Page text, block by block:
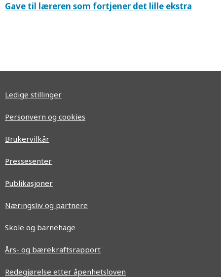
Gave til læreren som fortjener det lille ekstra
Ledige stillinger
Personvern og cookies
Brukervilkår
Pressesenter
Publikasjoner
Næringsliv og partnere
Skole og barnehage
Års- og bærekraftsrapport
Redegjørelse etter åpenhetsloven